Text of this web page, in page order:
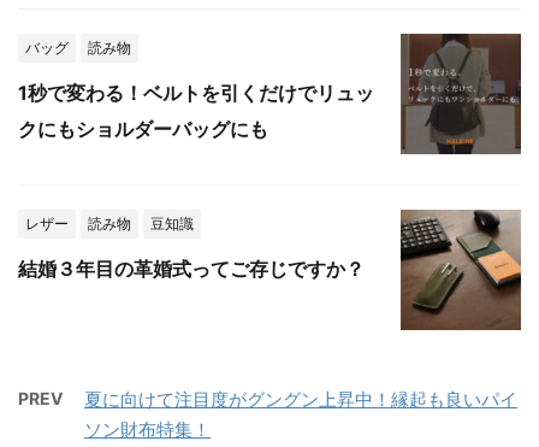
バッグ 読み物
1秒で変わる！ベルトを引くだけでリュッ
クにもショルダーバッグにも
レザー 読み物 豆知識
結婚３年目の革婚式ってご存じですか？
PREV
夏に向けて注目度がグングン上昇中！縁起も良いパイ
ソン財布特集！